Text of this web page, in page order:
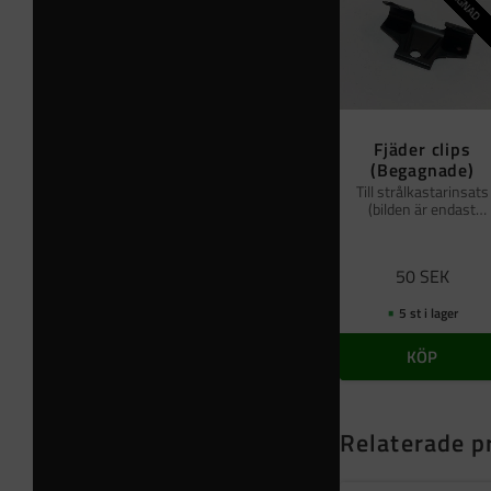
Fjäder clips
(Begagnade)
Till strålkastarinsats
(bilden är endast
50 SEK
5 st i lager
KÖP
Relaterade